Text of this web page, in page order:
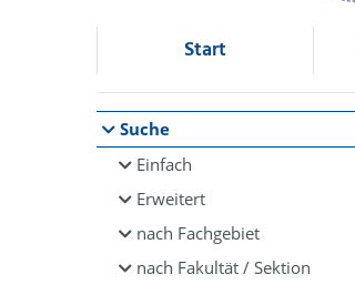
Start
Suche
Einfach
Erweitert
nach Fachgebiet
nach Fakultät / Sektion